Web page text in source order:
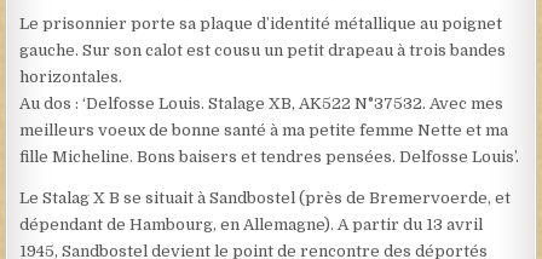
Le prisonnier porte sa plaque d’identité métallique au poignet
gauche. Sur son calot est cousu un petit drapeau à trois bandes
horizontales.
Au dos : ‘Delfosse Louis. Stalage XB, AK522 N°37532. Avec mes
meilleurs voeux de bonne santé à ma petite femme Nette et ma
fille Micheline. Bons baisers et tendres pensées. Delfosse Louis’.
Le Stalag X B se situait à Sandbostel (près de Bremervoerde, et
dépendant de Hambourg, en Allemagne). A partir du 13 avril
1945, Sandbostel devient le point de rencontre des déportés